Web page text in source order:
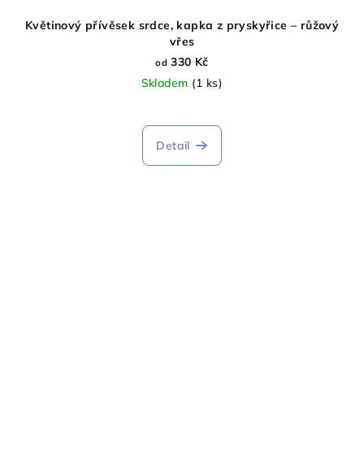
Květinový přívěsek srdce, kapka z pryskyřice – růžový
vřes
od 330 Kč
Skladem (1 ks)
Detail